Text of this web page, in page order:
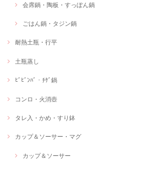
会席鍋・陶板・すっぽん鍋
ごはん鍋・タジン鍋
耐熱土瓶・行平
土瓶蒸し
ﾋﾞﾋﾞﾝﾊﾞ・ﾁｹﾞ鍋
コンロ・火消壺
タレ入・かめ・すり鉢
カップ＆ソーサー・マグ
カップ＆ソーサー